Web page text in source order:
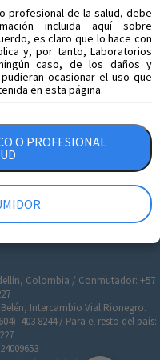
profesional de la salud, debe
incluida aquí sobre
es claro que lo hace con
y, por tanto, Laboratorios
caso, de los daños y
ocasionar el uso que
en esta página.
O PROFESIONAL
del país
de Datos
y Ética
Agencia de marketing digital /
Colombia / Conmutador: +57
Intercambio Vial Rionegro.
403 8244 / Para el resto del país: